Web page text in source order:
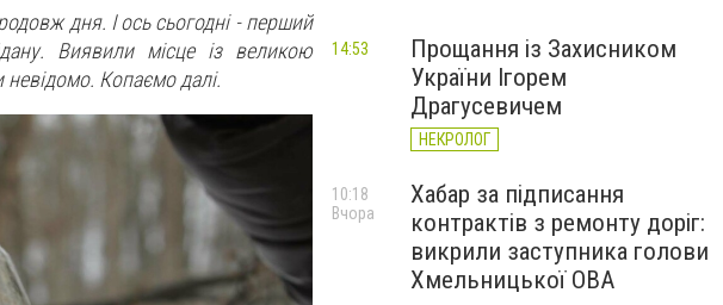
дня. І ось сьогодні - перший
Виявили місце із великою
Копаємо далі.
Прощання із Захисником
України Ігорем
Драгусевичем
НЕКРОЛОГ
14:53
Хабар за підписання
контрактів з ремонту доріг:
викрили заступника голови
Хмельницької ОВА
10:18
Вчора